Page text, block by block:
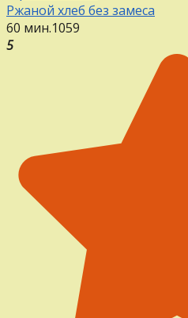
Ржаной хлеб без замеса
60 мин.1059
5